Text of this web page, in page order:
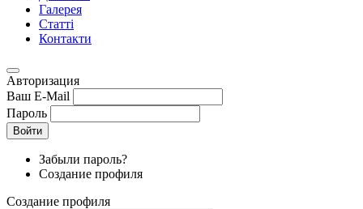
Галерея
Статтi
Контакти
Авторизация
Ваш E-Mail
Пароль
Войти
Забыли пароль?
Создание профиля
Создание профиля